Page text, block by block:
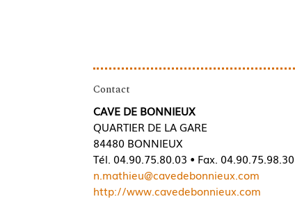
Contact
CAVE DE BONNIEUX
QUARTIER DE LA GARE
84480 BONNIEUX
Tél. 04.90.75.80.03 • Fax. 04.90.75.98.30
n.mathieu@cavedebonnieux.com
http://www.cavedebonnieux.com